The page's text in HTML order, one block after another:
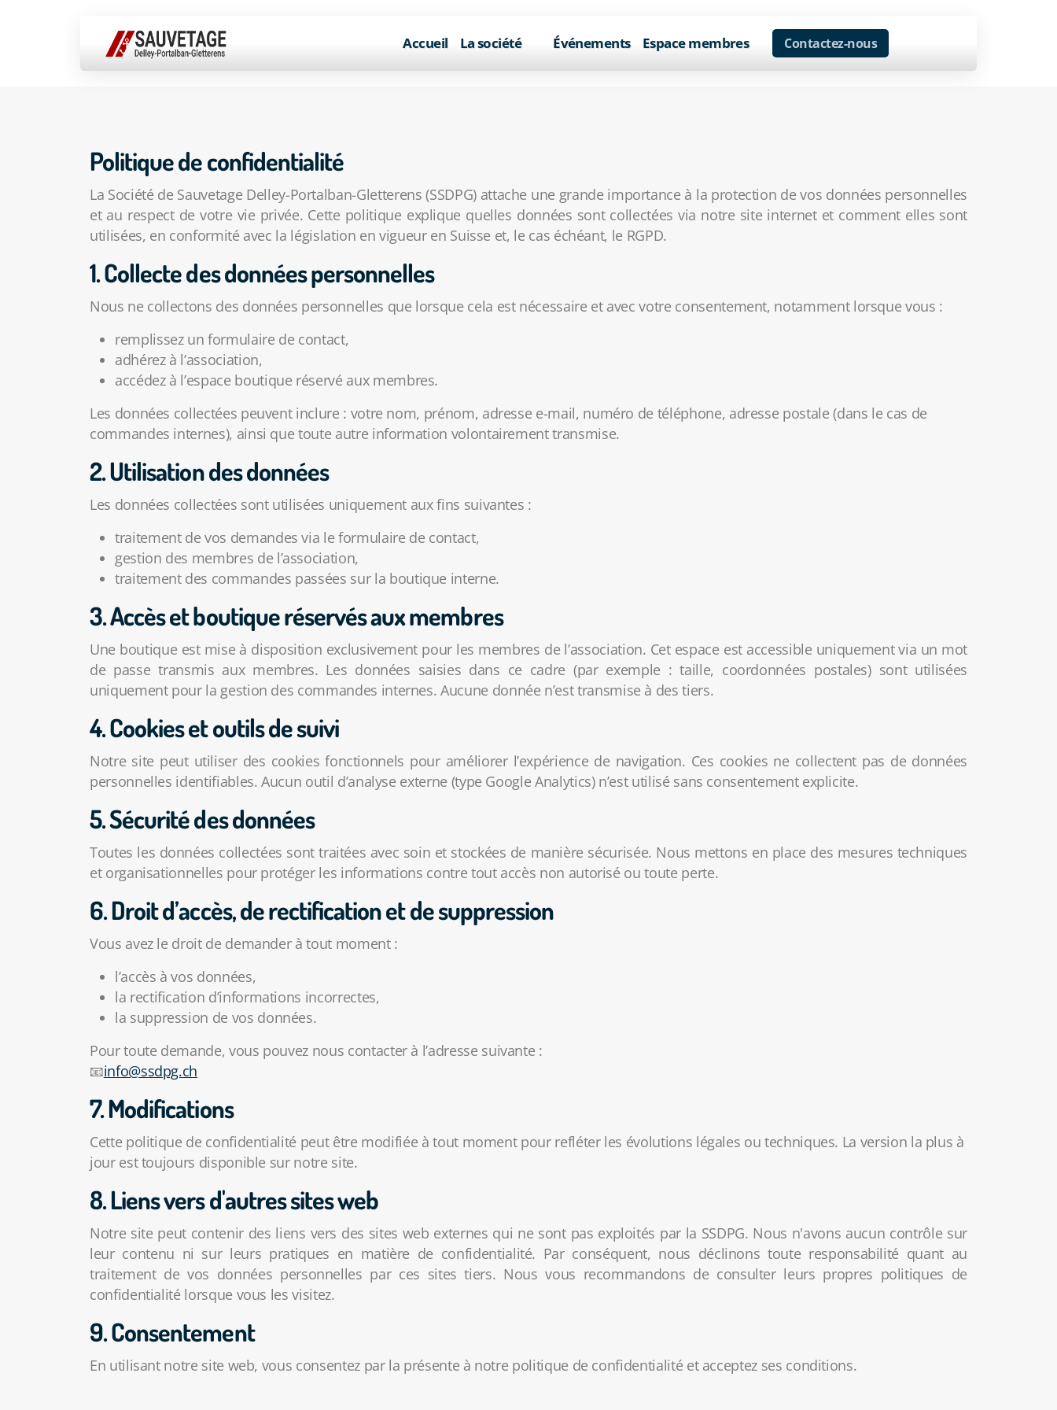
Accueil La société Événements Espace membres Contactez-nous
Politique de confidentialité
La Société de Sauvetage Delley-Portalban-Gletterens (SSDPG) attache une grande importance à la protection de vos données personnelles
et au respect de votre vie privée. Cette politique explique quelles données sont collectées via notre site internet et comment elles sont
utilisées, en conformité avec la législation en vigueur en Suisse et, le cas échéant, le RGPD.
1. Collecte des données personnelles
Nous ne collectons des données personnelles que lorsque cela est nécessaire et avec votre consentement, notamment lorsque vous :
remplissez un formulaire de contact,
adhérez à l’association,
accédez à l’espace boutique réservé aux membres.
Les données collectées peuvent inclure : votre nom, prénom, adresse e-mail, numéro de téléphone, adresse postale (dans le cas de
commandes internes), ainsi que toute autre information volontairement transmise.
2. Utilisation des données
Les données collectées sont utilisées uniquement aux fins suivantes :
traitement de vos demandes via le formulaire de contact,
gestion des membres de l’association,
traitement des commandes passées sur la boutique interne.
3. Accès et boutique réservés aux membres
Une boutique est mise à disposition exclusivement pour les membres de l’association. Cet espace est accessible uniquement via un mot
de passe transmis aux membres. Les données saisies dans ce cadre (par exemple : taille, coordonnées postales) sont utilisées
uniquement pour la gestion des commandes internes. Aucune donnée n’est transmise à des tiers.
4. Cookies et outils de suivi
Notre site peut utiliser des cookies fonctionnels pour améliorer l’expérience de navigation. Ces cookies ne collectent pas de données
personnelles identifiables. Aucun outil d’analyse externe (type Google Analytics) n’est utilisé sans consentement explicite.
5.Sécurité des données
Toutes les données collectées sont traitées avec soin et stockées de manière sécurisée. Nous mettons en place des mesures techniques
et organisationnelles pour protéger les informations contre tout accès non autorisé ou toute perte.
6.Droit d’accès, de rectification et de suppression
Vous avez le droit de demander à tout moment :
l’accès à vos données,
la rectification d’informations incorrectes,
la suppression de vos données.
Pour toute demande, vous pouvez nous contacter à l’adresse suivante :
📧info@ssdpg.ch
7.Modifications
Cette politique de confidentialité peut être modifiée à tout moment pour refléter les évolutions légales ou techniques. La version la plus à
jour est toujours disponible sur notre site.
8. Liens vers d'autres sites web
Notre site peut contenir des liens vers des sites web externes qui ne sont pas exploités par la SSDPG. Nous n'avons aucun contrôle sur
leur contenu ni sur leurs pratiques en matière de confidentialité. Par conséquent, nous déclinons toute responsabilité quant au
traitement de vos données personnelles par ces sites tiers. Nous vous recommandons de consulter leurs propres politiques de
confidentialité lorsque vous les visitez.
9. Consentement
En utilisant notre site web, vous consentez par la présente à notre politique de confidentialité et acceptez ses conditions.